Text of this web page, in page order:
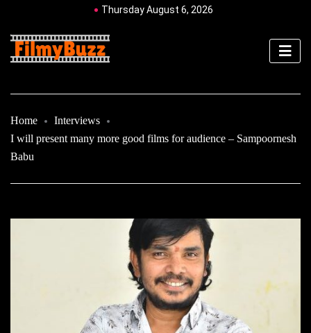
Thursday August 6, 2026
Home
Interviews
I will present many more good films for audience – Sampoornesh
Babu